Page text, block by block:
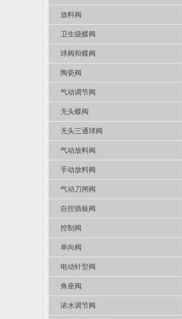
放料阀
卫生级蝶阀
球阀和蝶阀
陶瓷阀
气动调节阀
无头蝶阀
无头三通球阀
气动放料阀
手动放料阀
气动刀闸阀
自控插板阀
控制阀
单向阀
电动针型阀
角座阀
浓水调节阀